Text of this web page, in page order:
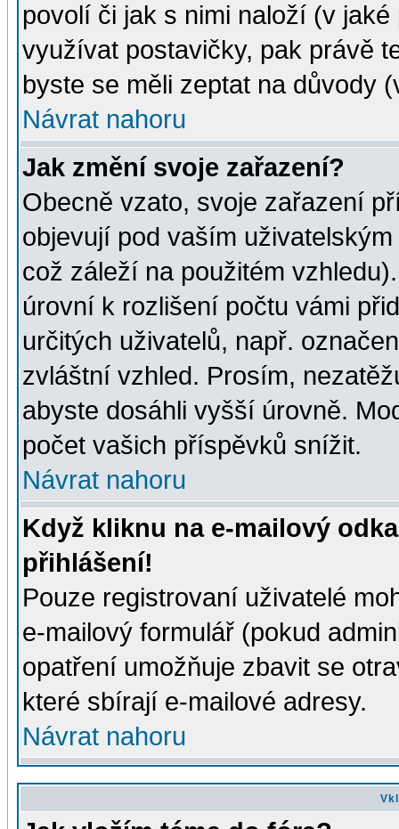
povolí či jak s nimi naloží (v
využívat postavičky, pak právě
byste se měli zeptat na důvody
Návrat nahoru
Jak změní svoje zařazení?
Obecně vzato, svoje zařazení
objevují pod vaším
což záleží na použitém
úrovní k rozlišení počtu vámi
určitých uživatelů, např.
zvláštní vzhled. Prosím,
abyste dosáhli vyšší úrovně.
počet vašich příspěvků snížit.
Návrat nahoru
Když kliknu na e-mailový
přihlášení!
Pouze registrovaní uživatelé
e-mailový formulář (pokud
opatření umožňuje zbavit se
které sbírají e-mailové adresy.
Návrat nahoru